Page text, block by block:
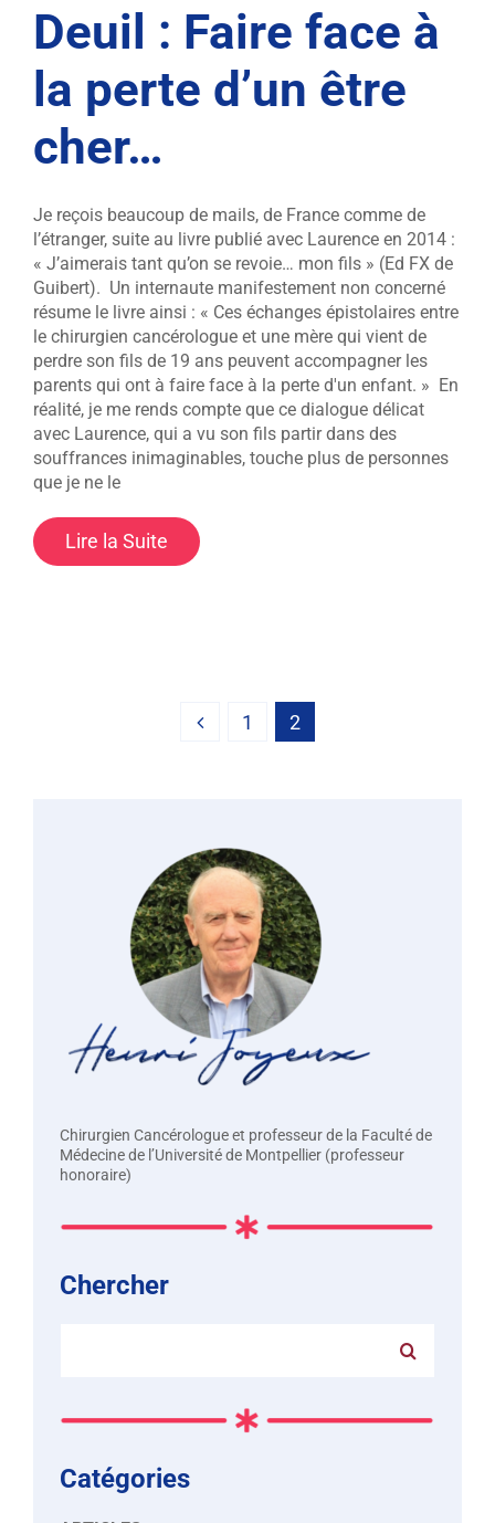
Deuil : Faire face à
la perte d’un être
cher…
Je reçois beaucoup de mails, de France comme de
l’étranger, suite au livre publié avec Laurence en 2014 :
« J’aimerais tant qu’on se revoie… mon fils » (Ed FX de
Guibert). Un internaute manifestement non concerné
résume le livre ainsi : « Ces échanges épistolaires entre
le chirurgien cancérologue et une mère qui vient de
perdre son fils de 19 ans peuvent accompagner les
parents qui ont à faire face à la perte d'un enfant. » En
réalité, je me rends compte que ce dialogue délicat
avec Laurence, qui a vu son fils partir dans des
souffrances inimaginables, touche plus de personnes
que je ne le
Lire la Suite
1 2
Chirurgien Cancérologue et professeur de la Faculté de
Médecine de l’Université de Montpellier (professeur
honoraire)
Chercher
Catégories